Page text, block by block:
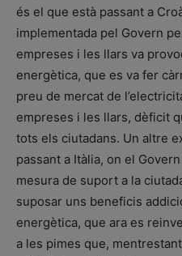
és el que està passant a
implementada pel Govern
empreses i les llars va
energètica, que es va fer
preu de mercat de
empreses i les llars, dèficit
tots els ciutadans. Un altre
passant a Itàlia, on el
mesura de suport a la
suposar uns beneficis
energètica, que ara es
a les pimes que,